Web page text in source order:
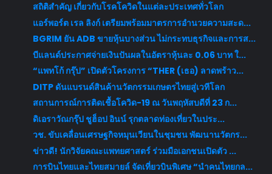
สถิติสำคัญ เกี่ยวกับโรคโควิดในแต่ละประเทศทั่วโลก
แอร์พอร์ต เรล ลิงก์ เตรียมพร้อมมาตรการอำนวยความสะด...
BGRIM ยัน ADB ขายหุ้นบางส่วน ไม่กระทบธุรกิจและการส...
บีแลนด์ประกาศจ่ายเงินปันผลในอัตราหุ้นละ 0.06 บาท ใ...
“แพทโก้ กรุ๊ป” เปิดตัวโครงการ “THER (เธอ) ลาดพร้าว...
DITP ดันแบรนด์สินค้านวัตกรรมเกษตรไทยสู่เวทีโลก
สถานการณ์การติดเชื้อโควิด-19 ณ วันพฤหัสบดีที่ 23 ก...
ดิเอราวัณกรุ๊ป ชูฮ็อป อินน์ รุกตลาดท่องเที่ยวในประ...
วช. ขับเคลื่อนเศรษฐกิจหมุนเวียนในชุมชน พัฒนานวัตกร...
ข่าวดี! นักวิจัยคณะแพทยศาสตร์ ร่วมมือเอกชนเปิดตัว ...
การบินไทยและไทยสมายล์ จัดเที่ยวบินพิเศษ “นำคนไทยกล...